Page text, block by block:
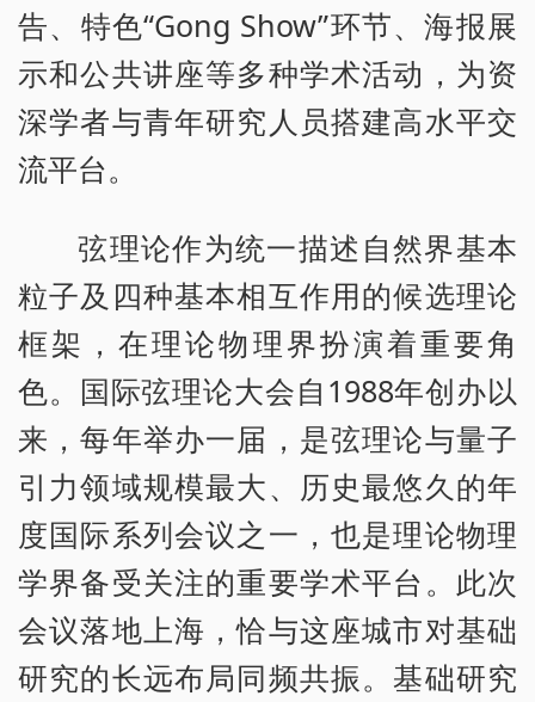
告、特色“Gong Show”环节、海报展
示和公共讲座等多种学术活动，为资
深学者与青年研究人员搭建高水平交
流平台。
弦理论作为统一描述自然界基本
粒子及四种基本相互作用的候选理论
框架，在理论物理界扮演着重要角
色。国际弦理论大会自1988年创办以
来，每年举办一届，是弦理论与量子
引力领域规模最大、历史最悠久的年
度国际系列会议之一，也是理论物理
学界备受关注的重要学术平台。此次
会议落地上海，恰与这座城市对基础
研究的长远布局同频共振。基础研究